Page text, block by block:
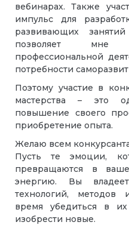
вебинарах. Также
импульс для
развивающих
позволяет мне
профессиональной
потребности
Поэтому участие в
мастерства – это
повышение своего
приобретение опыта.
Желаю всем
Пусть те эмоции,
превращаются в
энергию. Вы
технологий, методов
время убедиться в
изобрести новые.